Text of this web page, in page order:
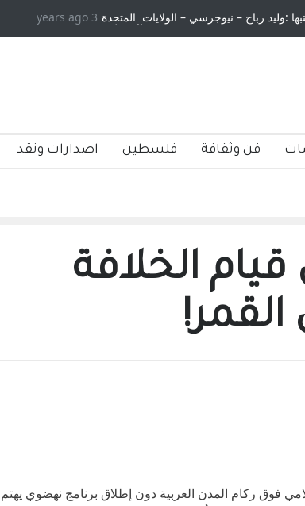
:وليد رباح – نيوجرسي – الولايات المتحدة
الامريكية
3 years ago
فن وثقافة فلسطين اصدارات ونقد
الخلافة
القمر!
فوق ركام المدن العربية دون إطلاق برنامج نهضوي يهتم